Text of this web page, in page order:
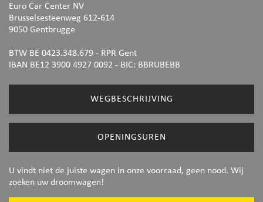
Euro Car Center NV
Brusselsesteenweg 612-614
9050 Gentbrugge
BTW BE 0423.348.679 - RPR Gent
IBAN BE12 3900 4927 0092 - BIC: BBRUBEBB
WEGBESCHRIJVING
OPENINGSUREN
U vindt niet de juiste wagen in onze voorraad, geen nood. Wij
zoeken uw droomwagen!